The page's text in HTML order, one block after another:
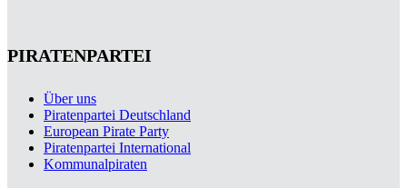
PIRATENPARTEI
Über uns
Piratenpartei Deutschland
European Pirate Party
Piratenpartei International
Kommunalpiraten